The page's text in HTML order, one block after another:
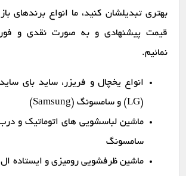
بهتری تبدیلشان کنید، ما انواع برندهای
قیمت پیشنهادی و به صورت نقدی و
نمائیم.
انواع یخچال و فریزر، ساید بای
(LG) و سامسونگ (Samsung)
ماشین لباسشویی های اتوماتیک و
سامسونگ
ماشین ظرفشویی رومیزی و ایستاده